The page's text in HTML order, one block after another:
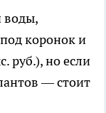
воды,
коронок и
руб.), но если
— стоит